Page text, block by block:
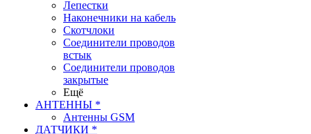
Лепестки
Наконечники на кабель
Скотчлоки
Соединители проводов
встык
Соединители проводов
закрытые
Ещё
АНТЕННЫ *
Антенны GSM
ДАТЧИКИ *